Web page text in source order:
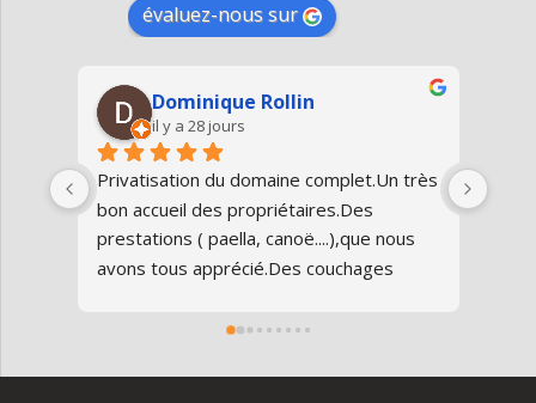
évaluez-nous sur
Denis Mairesse
il y a 3 mois
Nous avons privatisé le Mas Saint-
Antoine pour un week-end familial
réunissant 25 personnes à l’occasion des
80 ans de nos parents, et tout s’est
domaine est superbe, très bien